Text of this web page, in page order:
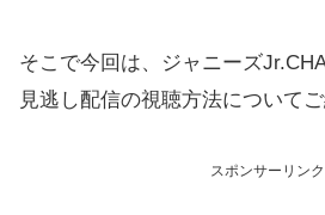
そこで今回は、ジャニーズ
見逃し配信の視聴方法について
スポンサーリンク